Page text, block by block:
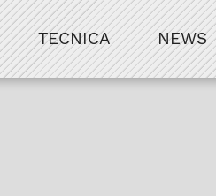
TECNICA NEWS